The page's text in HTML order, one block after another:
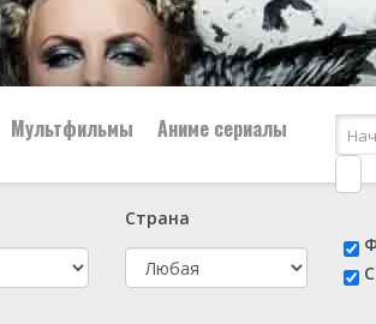
👨‍✈️ Военный
🕵️‍♂️ Детектив
Мультфильмы Аниме сериалы
Страна